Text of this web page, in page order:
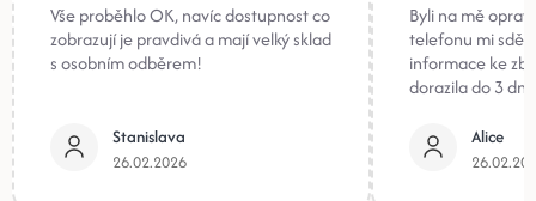
Vše proběhlo OK, navíc dostupnost co
zobrazují je pravdivá a mají velký sklad
s osobním odběrem!
Stanislava
26.02.2026
Byli na mě
telefonu mi
informace ke
dorazila do 3
Alice